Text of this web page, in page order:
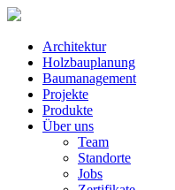
Architektur
Holzbauplanung
Baumanagement
Projekte
Produkte
Über uns
Team
Standorte
Jobs